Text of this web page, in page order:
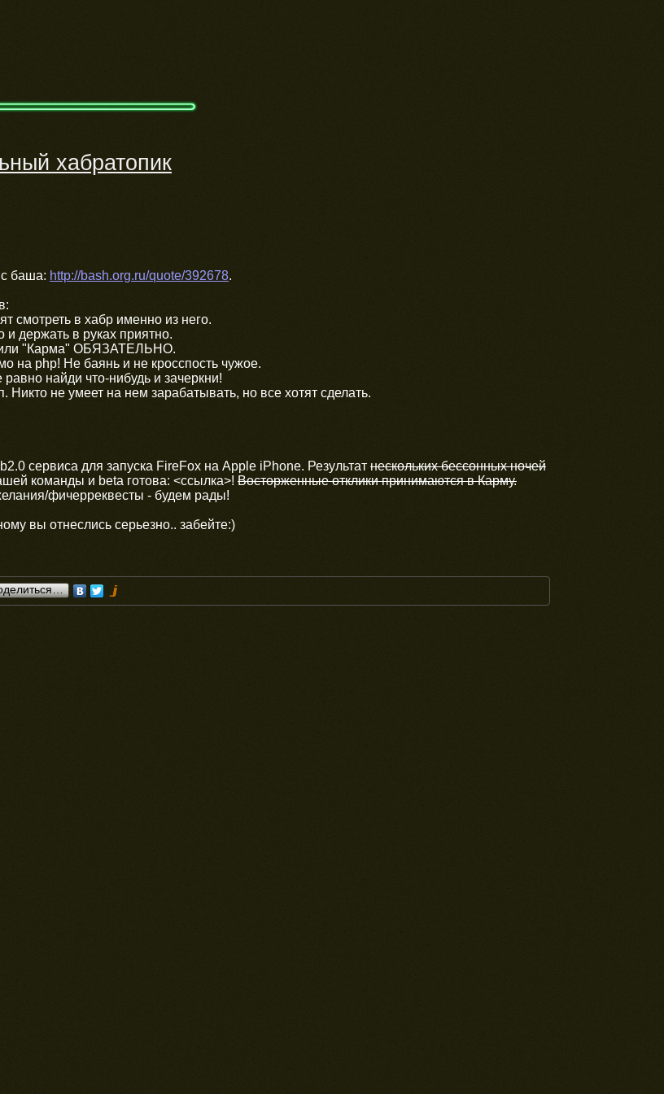
хабратопик
баша: http://bash.org.ru/quote/392678.
смотреть в хабр именно из него.
держать в руках приятно.
или "Карма" ОБЯЗАТЕЛЬНО.
на php! Не баянь и не кросспость чужое.
равно найди что-нибудь и зачеркни!
не умеет на нем зарабатывать, но все хотят сделать.
сервиса для запуска FireFox на Apple iPhone. Результат нескольких бессонных ночей
команды и beta готова: <ссылка>! Восторженные отклики принимаются в Карму.
фичерреквесты - будем рады!
вы отнеслись серьезно.. забейте:)